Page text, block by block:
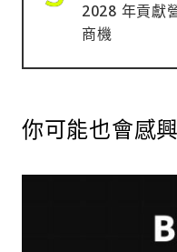
2028 年貢獻
商機
你可能也會感